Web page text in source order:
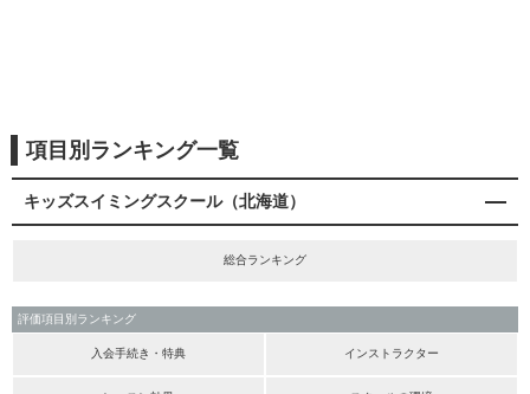
項目別ランキング一覧
キッズスイミングスクール（北海道）
総合ランキング
評価項目別ランキング
入会手続き・特典 インストラクター